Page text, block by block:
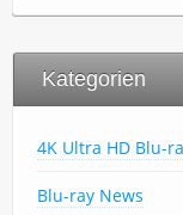
Kategorien
4K Ultra HD Blu-
Blu-ray News